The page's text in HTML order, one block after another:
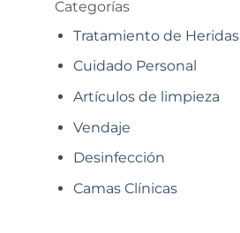
Categorías
Tratamiento de Heridas
Cuidado Personal
Artículos de limpieza
Vendaje
Desinfección
Camas Clínicas